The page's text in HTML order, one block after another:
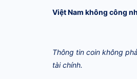
Việt Nam không công
Thông tin coin không
tài chính.